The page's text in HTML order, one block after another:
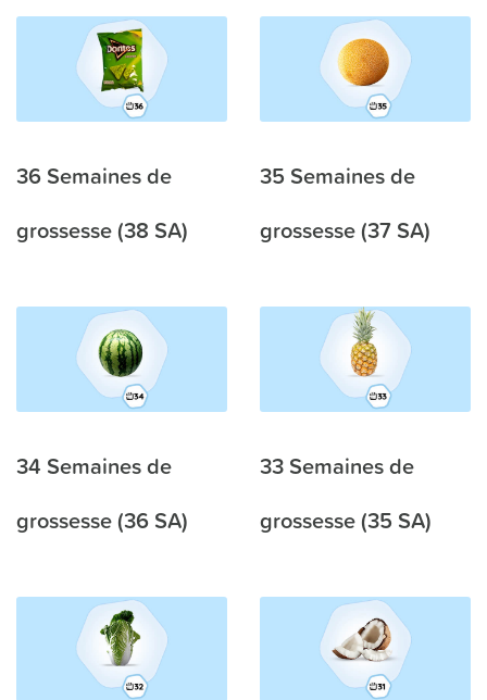
36 Semaines de
grossesse (38 SA)
35 Semaines de
grossesse (37 SA)
34 Semaines de
grossesse (36 SA)
33 Semaines de
grossesse (35 SA)